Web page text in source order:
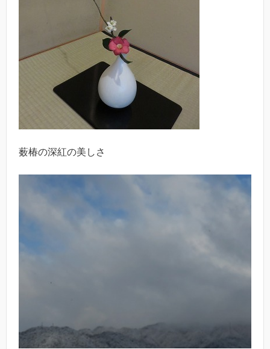
薮椿の深紅の美しさ